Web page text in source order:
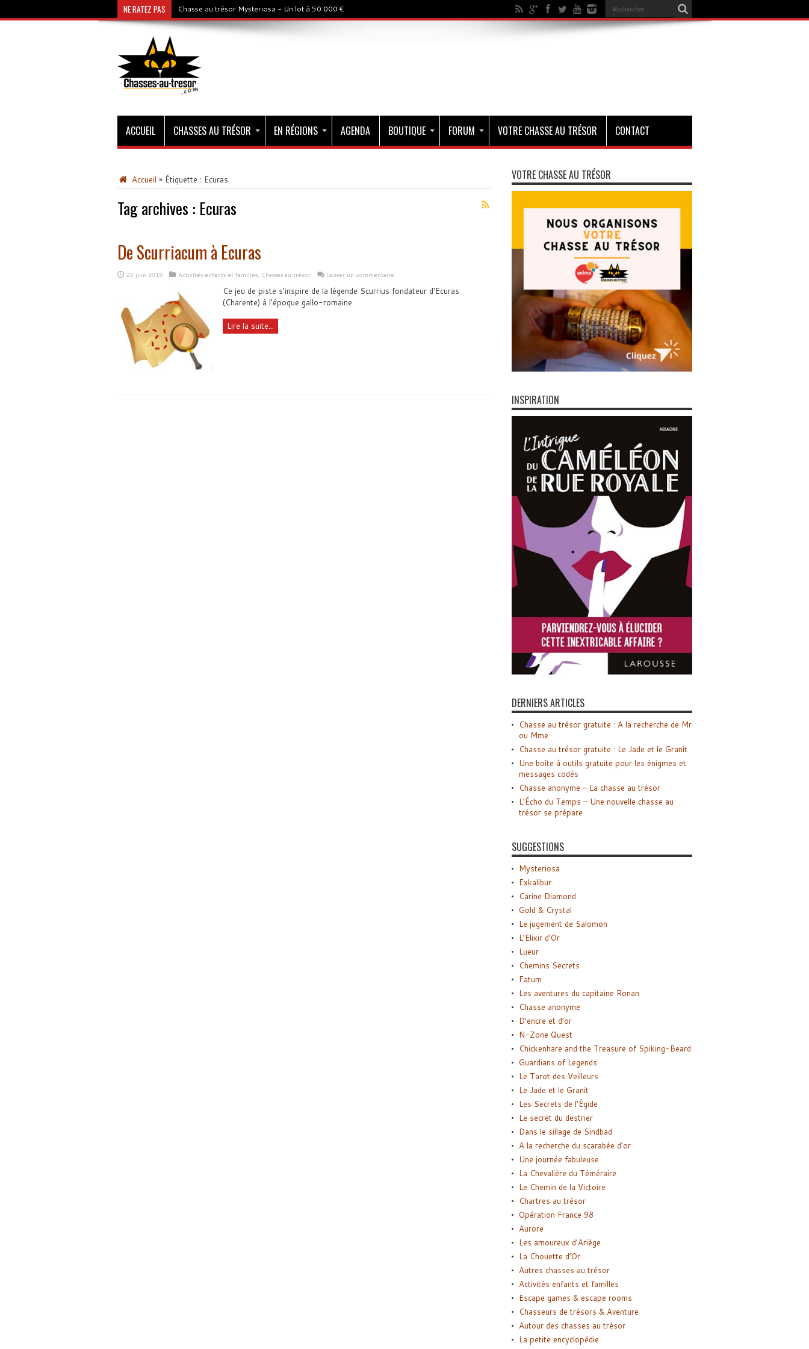
NE RATEZ PAS Chasse au trésor Mysteriosa - Un lot à 50 000 €
ACCUEIL CHASSES AU TRÉSOR EN RÉGIONS AGENDA BOUTIQUE FORUM VOTRE CHASSE AU TRÉSOR CONTACT
Accueil » Étiquette : Ecuras
Tag archives : Ecuras
De Scurriacum à Ecuras
22 juin 2015 Activités enfants et familles, Chasses au trésor Laisser un commentaire
Ce jeu de piste s'inspire de la légende Scurrius fondateur d'Ecuras
(Charente) à l’époque gallo-romaine
Lire la suite...
VOTRE CHASSE AU TRÉSOR
INSPIRATION
DERNIERS ARTICLES
Chasse au trésor gratuite : A la recherche de Mr
ou Mme
Chasse au trésor gratuite : Le Jade et le Granit
Une boîte à outils gratuite pour les énigmes et
messages codés
Chasse anonyme – La chasse au trésor
L’Écho du Temps – Une nouvelle chasse au
trésor se prépare
SUGGESTIONS
Mysteriosa
Exkalibur
Carine Diamond
Gold & Crystal
Le jugement de Salomon
L’Elixir d’Or
Lueur
Chemins Secrets
Fatum
Les aventures du capitaine Ronan
Chasse anonyme
D’encre et d’or
N-Zone Quest
Chickenhare and the Treasure of Spiking-Beard
Guardians of Legends
Le Tarot des Veilleurs
Le Jade et le Granit
Les Secrets de l’Égide
Le secret du destrier
Dans le sillage de Sindbad
A la recherche du scarabée d’or
Une journée fabuleuse
La Chevalière du Téméraire
Le Chemin de la Victoire
Chartres au trésor
Opération France 98
Aurore
Les amoureux d’Ariège
La Chouette d’Or
Autres chasses au trésor
Activités enfants et familles
Escape games & escape rooms
Chasseurs de trésors & Aventure
Autour des chasses au trésor
La petite encyclopédie